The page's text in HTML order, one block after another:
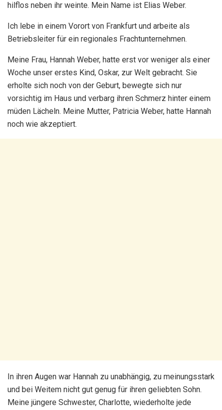
hilflos neben ihr weinte. Mein Name ist Elias Weber.
Ich lebe in einem Vorort von Frankfurt und arbeite als
Betriebsleiter für ein regionales Frachtunternehmen.
Meine Frau, Hannah Weber, hatte erst vor weniger als einer
Woche unser erstes Kind, Oskar, zur Welt gebracht. Sie
erholte sich noch von der Geburt, bewegte sich nur
vorsichtig im Haus und verbarg ihren Schmerz hinter einem
müden Lächeln. Meine Mutter, Patricia Weber, hatte Hannah
noch wie akzeptiert.
In ihren Augen war Hannah zu unabhängig, zu meinungsstark
und bei Weitem nicht gut genug für ihren geliebten Sohn.
Meine jüngere Schwester, Charlotte, wiederholte jede